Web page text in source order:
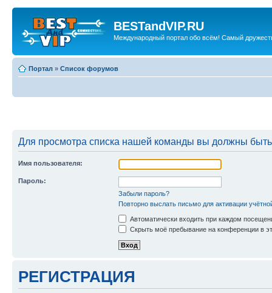
BESTandVIP.RU
Международный портал обо всём! Самый
Портал » Список форумов
Для просмотра списка нашей команды вы должны
Имя пользователя:
Пароль:
Забыли пароль?
Повторно выслать письмо для активации
Автоматически входить при каждом
Скрыть моё пребывание на конференции в
РЕГИСТРАЦИЯ